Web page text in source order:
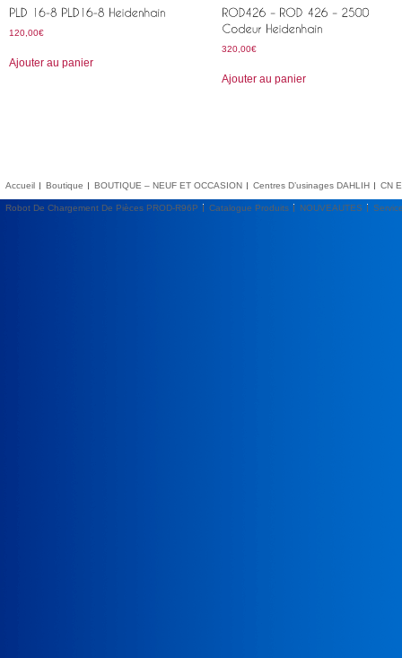
120,00€
Ajouter au panier
320,00€
Ajouter au panier
Accueil Boutique BOUTIQUE – NEUF ET OCCASION Centres D’usinages DAHLIH CN
Robot De Chargement De Pièces PROD-R96P Catalogue Produits NOUVEAUTES